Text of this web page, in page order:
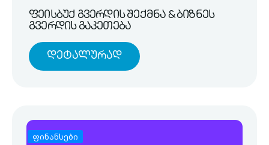
ფეისბუქ გვერდის შექმნა & ბიზნეს
გვერდის გაკეთება
Დეტალურად
ფინანსები